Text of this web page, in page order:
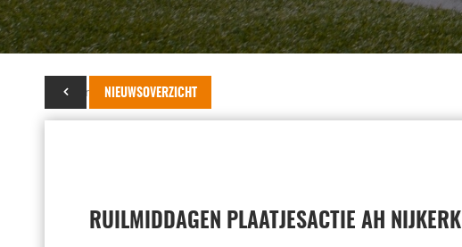
NIEUWSOVERZICHT
22 maart 2026
RUILMIDDAGEN PLAATJESACTIE AH NIJKERK